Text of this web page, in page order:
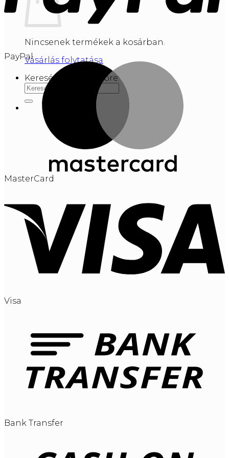
Nincsenek termékek a kosárban.
Vásárlás folytatása
Keresés a következőre:
PayPal
MasterCard
Visa
Bank Transfer